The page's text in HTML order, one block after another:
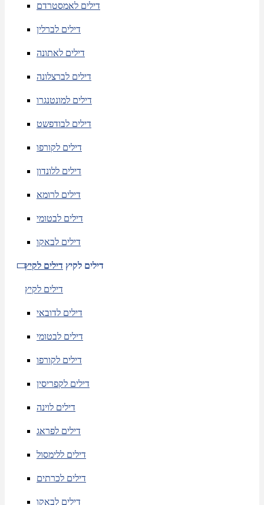
דילים לאמסטרדם
דילים לברלין
דילים לאתונה
דילים לברצלונה
דילים למונטנגרו
דילים לבודפשט
דילים לקורפו
דילים ללונדון
דילים לרומא
דילים לבטומי
דילים לבאקו
דילים לקיץ דילים לקיץ
דילים לקיץ
דילים לדובאי
דילים לבטומי
דילים לקורפו
דילים לקפריסין
דילים לוינה
דילים לפראג
דילים ללימסול
דילים לכרתים
דילים לבאקו